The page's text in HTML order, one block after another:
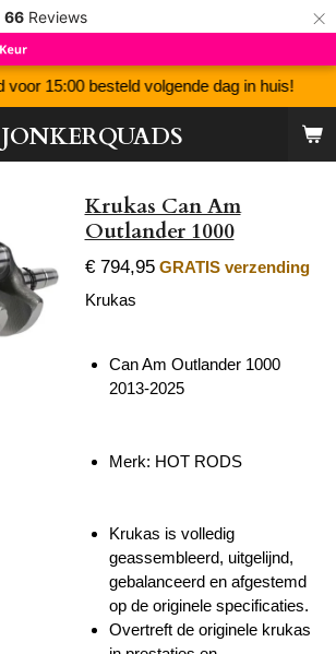
66 Reviews ×
JONKERQUADS
voor 15:00 besteld volgende dag in huis!
Krukas Can Am
Outlander 1000
€ 794,95 GRATIS verzending
Krukas
Can Am Outlander 1000
2013-2025
Merk: HOT RODS
Krukas is volledig
geassembleerd, uitgelijnd,
gebalanceerd en afgestemd
op de originele specificaties.
Overtreft de originele krukas